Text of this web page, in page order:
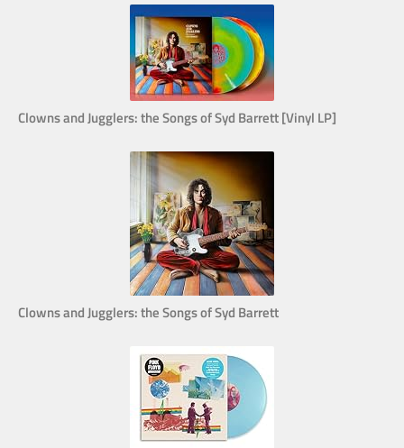
Clowns and Jugglers: the Songs of Syd Barrett [Vinyl LP]
Clowns and Jugglers: the Songs of Syd Barrett